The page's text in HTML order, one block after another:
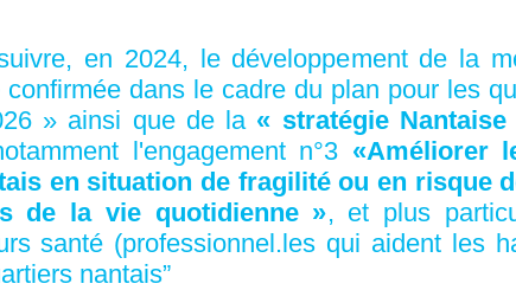
en 2024, le développement de la
dans le cadre du plan pour les
» ainsi que de la « stratégie
l'engagement n°3 «Améliorer
en situation de fragilité ou en risque
de la vie quotidienne », et plus
santé (professionnel.les qui aident les
nantais”